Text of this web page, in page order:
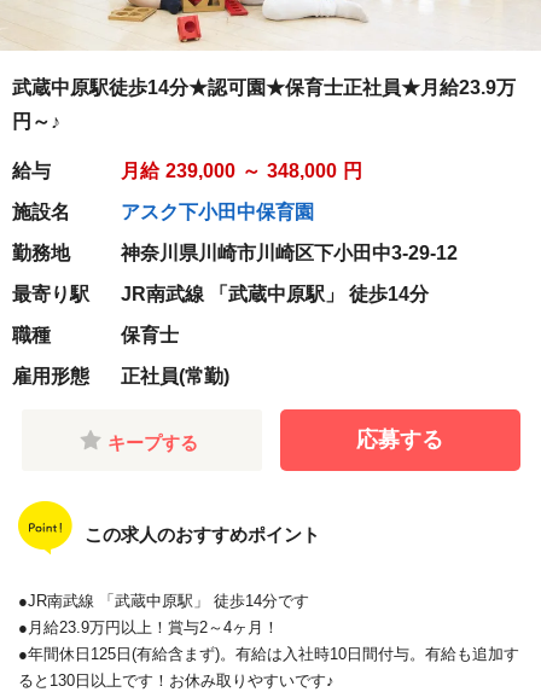
武蔵中原駅徒歩14分★認可園★保育士正社員★月給23.9万
円～♪
給与 月給 239,000 ～ 348,000 円
施設名
アスク下小田中保育園
勤務地
神奈川県川崎市川崎区下小田中3-29-12
最寄り駅
JR南武線 「武蔵中原駅」 徒歩14分
職種
保育士
雇用形態
正社員(常勤)
キープする 応募する
この求人のおすすめポイント
●JR南武線 「武蔵中原駅」 徒歩14分です
●月給23.9万円以上！賞与2～4ヶ月！
●年間休日125日(有給含まず)。有給は入社時10日間付与。有給も追加す
ると130日以上です！お休み取りやすいです♪